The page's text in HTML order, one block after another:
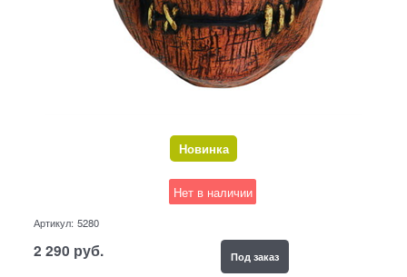
Новинка
Нет в наличии
Артикул: 5280
2 290 руб. Под заказ